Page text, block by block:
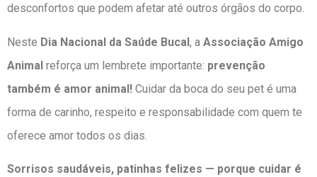
desconfortos que podem afetar até outros órgãos do corpo.
Neste Dia Nacional da Saúde Bucal, a Associação Amigo
Animal reforça um lembrete importante: prevenção
também é amor animal! Cuidar da boca do seu pet é uma
forma de carinho, respeito e responsabilidade com quem te
oferece amor todos os dias.
Sorrisos saudáveis, patinhas felizes — porque cuidar é